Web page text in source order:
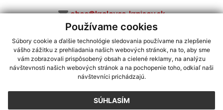
Používame cookies
Súbory cookie a ďalšie technológie sledovania používame na zlepšenie
vášho zážitku z prehliadania našich webových stránok, na to, aby sme
vám zobrazovali prispôsobený obsah a cielené reklamy, na analýzu
návštevnosti našich webových stránok a na pochopenie toho, odkiaľ naši
návštevníci prichádzajú.
SÚHLASÍM
obec@kralovce-krnisov.sk
využite možnosť získavania aktuálnych informácií s využitím RSS
CMS systém (redakčný) systém ECHELON 2,Mapa stránok,web portál
webex.digital, s.r.o.,domény,registrácia domény